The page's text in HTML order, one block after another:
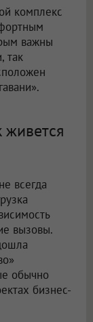
комплекс
важны
так
живется
всегда
вызовы.
обычно
бизнес-